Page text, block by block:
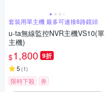
套裝用單主機 最多可連接8路鏡頭
u-ta無線監控NVR主機VS10(單
主機)
$1,800 9折
5 (1)
限時下殺 券